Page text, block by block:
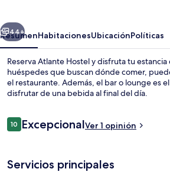
Siguiente
44+
ResumenHabitacionesUbicaciónPolíticas
Reserva Atlante Hostel y disfruta tu estancia
huéspedes que buscan dónde comer,
el restaurante. Además, el bar o lounge es
disfrutar de una bebida al final del día.
Opiniones
1010 de 10,
ExcepcionalVer 1 opinión
Servicios principales